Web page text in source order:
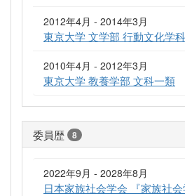
2012年4月 - 2014年3月
東京大学 文学部 行動文化学
2010年4月 - 2012年3月
東京大学 教養学部 文科一類
委員歴 8
2022年9月 - 2028年8月
日本家族社会学会 『家族社